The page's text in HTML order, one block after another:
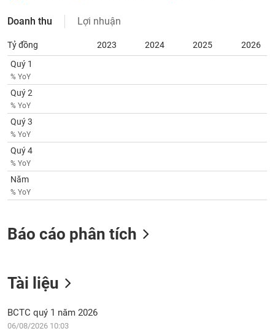
Doanh thu Lợi nhuận
Tỷ đồng 2023 2024 2025
2026
Quý 1
% YoY
Quý 2
% YoY
Quý 3
% YoY
Quý 4
% YoY
Năm
% YoY
Báo cáo phân tích
Tài liệu
BCTC quý 1 năm 2026
06/08/2026 10:03
tạo
Sách
tài
chính
Công
cụ
Truyền
thông
chính